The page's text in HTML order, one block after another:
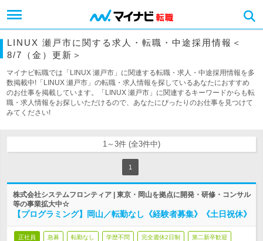
LINUX 瀬戸市に関する求人・転職・中途採用情報＜
8/7（金）更新＞
マイナビ転職では「LINUX 瀬戸市」に関連する転職・求人・中途採用情報を多
数掲載中!「LINUX 瀬戸市」の転職・求人情報を探しているあなたにおすすめ
のお仕事を掲載しています。「LINUX 瀬戸市」に関連するキーワードからも転
職・求人情報をお探しいただけるので、あなたにぴったりのお仕事を見つけて
みてください!
1～3件 (全3件中)
1
株式会社システムフロンティア | 東京・岡山を拠点に開発・研修・コンサル
等の事業拡大中☆
【プログラミング】岡山／転勤なし《経験者募集》《土日祝休》
正社員 急募 転勤なし 学歴不問 完全週休2日制 第二新卒歓迎